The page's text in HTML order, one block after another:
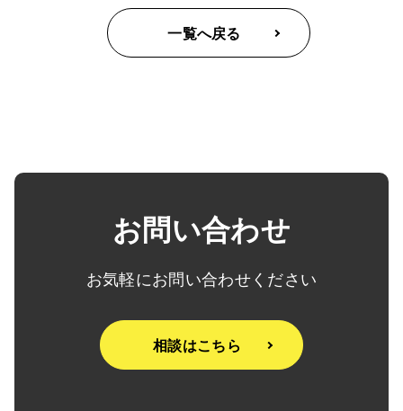
HOME
DX戦略
お知らせ
一覧へ戻る
お問い合わせ
お気軽にお問い合わせください
相談はこちら